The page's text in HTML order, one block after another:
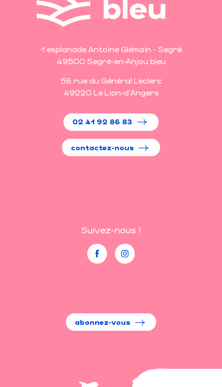
1 esplanade Antoine Glémain - Segré
49500 Segré-en-Anjou bleu
56 rue du Général Leclerc
49220 Le Lion-d'Angers
02 41 92 86 83
contactez-nous
Suivez-nous !
abonnez-vous